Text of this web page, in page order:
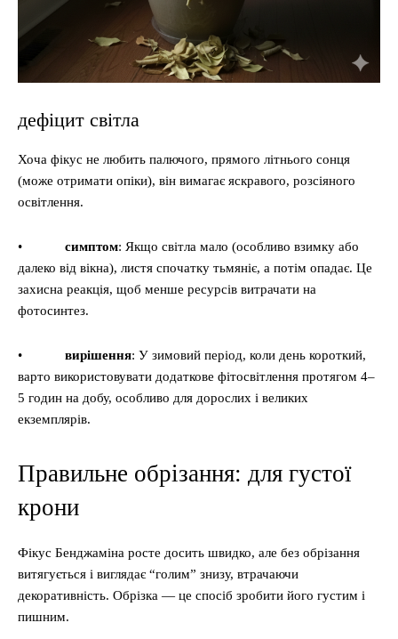
дефіцит світла
Хоча фікус не любить палючого, прямого літнього сонця
(може отримати опіки), він вимагає яскравого, розсіяного
освітлення.
• симптом: Якщо світла мало (особливо взимку або
далеко від вікна), листя спочатку тьмяніє, а потім опадає. Це
захисна реакція, щоб менше ресурсів витрачати на
фотосинтез.
• вирішення: У зимовий період, коли день короткий,
варто використовувати додаткове фітосвітлення протягом 4–
5 годин на добу, особливо для дорослих і великих
екземплярів.
Правильне обрізання: для густої
крони
Фікус Бенджаміна росте досить швидко, але без обрізання
витягується і виглядає “голим” знизу, втрачаючи
декоративність. Обрізка — це спосіб зробити його густим і
пишним.